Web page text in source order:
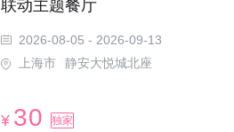
联动主题餐厅
2026-08-05 - 2026-09-13
上海市
静安大悦城北座
¥ 30 独家